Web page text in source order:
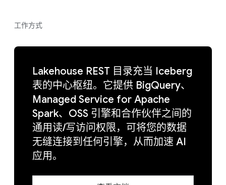
工作方式
Lakehouse REST 目录充当 Iceberg
表的中心枢纽。它提供 BigQuery、
Managed Service for Apache
Spark、OSS 引擎和合作伙伴之间的
通用读/写访问权限，可将您的数据
无缝连接到任何引擎，从而加速 AI
应用。